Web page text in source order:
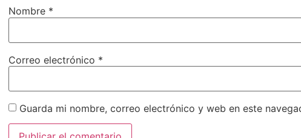
Nombre *
Correo electrónico *
Guarda mi nombre, correo electrónico y web en este